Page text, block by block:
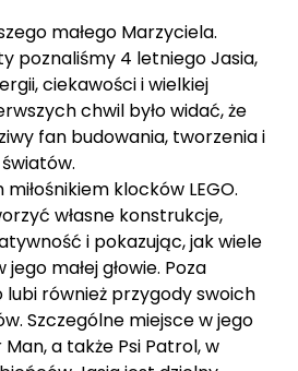
małego Marzyciela.
poznaliśmy 4 letniego Jasia,
ciekawości i wielkiej
chwil było widać, że
fan budowania, tworzenia i
klocków LEGO.
własne konstrukcje,
i pokazując, jak wiele
małej głowie. Poza
również przygody swoich
Szczególne miejsce w jego
a także Psi Patrol, w